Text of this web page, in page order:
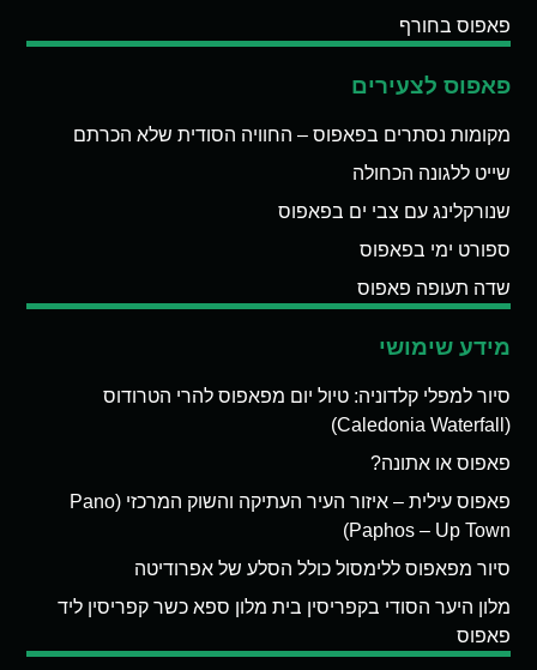
פאפוס בחורף
פאפוס לצעירים
מקומות נסתרים בפאפוס – החוויה הסודית שלא הכרתם
שייט ללגונה הכחולה
שנורקלינג עם צבי ים בפאפוס
ספורט ימי בפאפוס
שדה תעופה פאפוס
מידע שימושי
סיור למפלי קלדוניה: טיול יום מפאפוס להרי הטרודוס
(Caledonia Waterfall)
פאפוס או אתונה?
פאפוס עילית – איזור העיר העתיקה והשוק המרכזי (Pano
Paphos – Up Town)
סיור מפאפוס ללימסול כולל הסלע של אפרודיטה
מלון היער הסודי בקפריסין בית מלון ספא כשר קפריסין ליד
פאפוס